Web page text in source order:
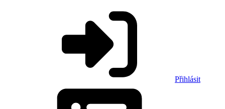
Přihlásit